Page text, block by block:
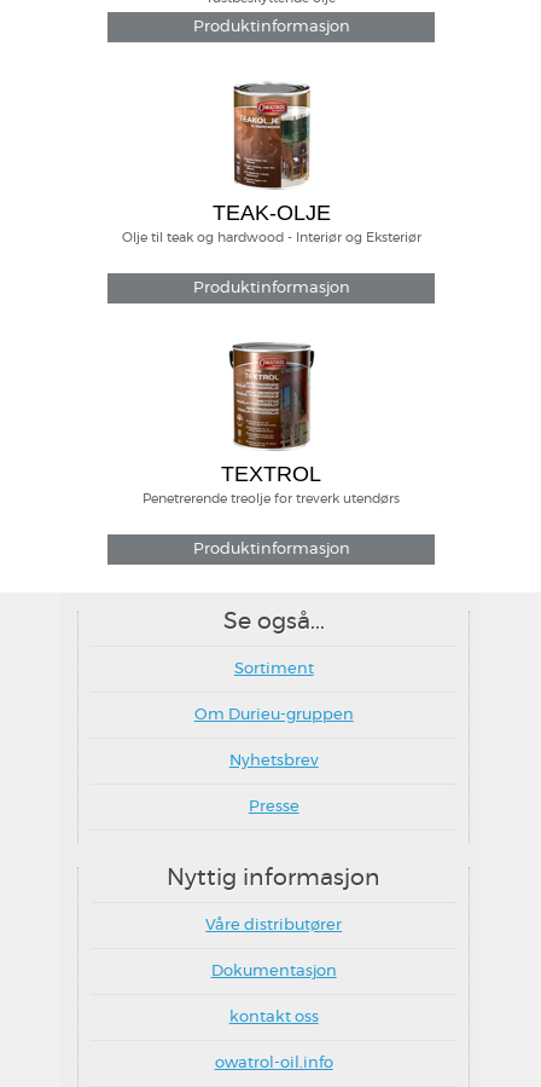
Produktinformasjon
TEAK-OLJE
Olje til teak og hardwood - Interiør og Eksteriør
Produktinformasjon
TEXTROL
Penetrerende treolje for treverk utendørs
Produktinformasjon
Se også...
Sortiment
Om Durieu-gruppen
Nyhetsbrev
Presse
Nyttig informasjon
Våre distributører
Dokumentasjon
kontakt oss
owatrol-oil.info